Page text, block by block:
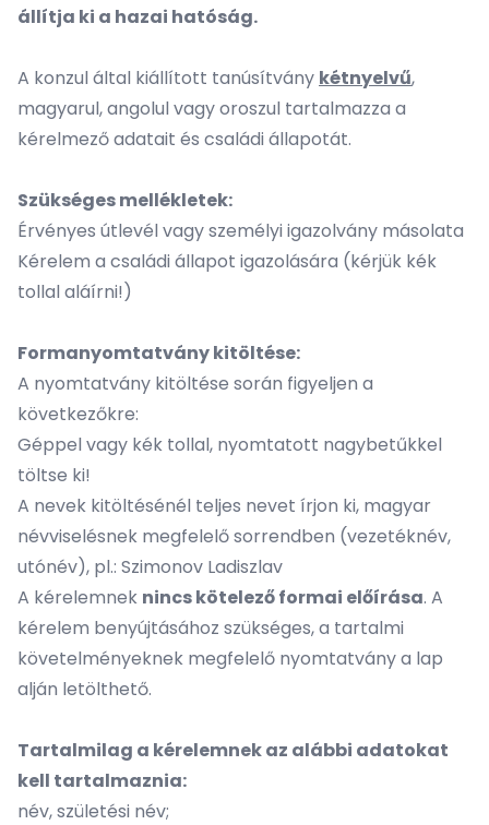
állítja ki a hazai hatóság.
A konzul által kiállított tanúsítvány kétnyelvű,
magyarul, angolul vagy oroszul tartalmazza a
kérelmező adatait és családi állapotát.
Szükséges mellékletek:
Érvényes útlevél vagy személyi igazolvány másolata
Kérelem a családi állapot igazolására (kérjük kék
tollal aláírni!)
Formanyomtatvány kitöltése:
A nyomtatvány kitöltése során figyeljen a
következőkre:
Géppel vagy kék tollal, nyomtatott nagybetűkkel
töltse ki!
A nevek kitöltésénél teljes nevet írjon ki, magyar
névviselésnek megfelelő sorrendben (vezetéknév,
utónév), pl.: Szimonov Ladiszlav
A kérelemnek nincs kötelező formai előírása. A
kérelem benyújtásához szükséges, a tartalmi
követelményeknek megfelelő nyomtatvány a lap
alján letölthető.
Tartalmilag a kérelemnek az alábbi adatokat
kell tartalmaznia:
név, születési név;